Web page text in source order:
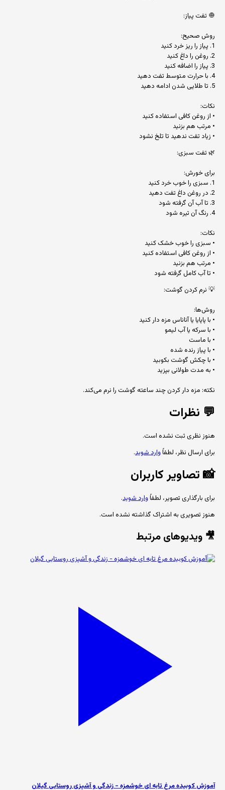
🧅 تفت پیاز:
روش صحیح:
1. پیاز را ریز خرد کنید
2. روغن را داغ کنید
3. پیاز را اضافه کنید
4. با حرارت متوسط تفت دهید
5. تا طلایی شدن ادامه دهید
نکات:
• از روغن کافی استفاده کنید
• مرتب هم بزنید
• زیاد تفت ندهید تا تلخ نشود
🌿 تفت سبزی:
برای خورش:
1. سبزی را خوب خرد کنید
2. در روغن داغ تفت دهید
3. تا آب آن گرفته شود
4. رنگ آن تیره شود
نکات:
• سبزی را خوب خشک کنید
• از روغن کافی استفاده کنید
• مرتب هم بزنید
• تا آب کامل گرفته شود
💡 نرم کردن گوشت:
روش‌ها:
• با پاپایا یا آناناس مزه دار کنید
• با سرکه یا آب لیمو
• با ماست
• با پیاز رنده شده
• با چکش گوشت بکوبید
• به مدت طولانی بپزید
نکته: مزه دار کردن چند ساعته گوشت را نرم می‌کند.
💬 نظرات
هنوز نظری ثبت نشده است.
برای ارسال نظر، لطفاًوارد شوید.
📸تصاویر کاربران
برای بارگذاری تصویر، لطفاًوارد شوید.
هنوز تصویری به اشتراک گذاشته نشده است.
🎥 ویدیوهای مرتبط
آموزش کوبیده مرغ تابه ای خوشمزه - زندگی و آشپزی روستایی گیلان